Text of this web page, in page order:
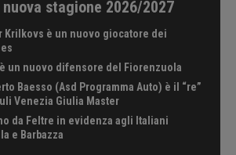
stagione 2026/2027
Krilkovs è un nuovo giocatore dei
un nuovo difensore del Fiorenzuola
Baesso (Asd Programma Auto) è il “re”
Venezia Giulia Master
da Feltre in evidenza agli Italiani
e Barbazza